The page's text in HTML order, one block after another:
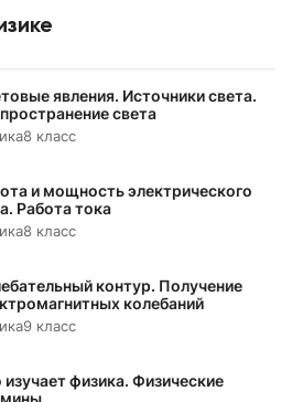
явления. Источники света.
света
8 класс
и мощность электрического
Работа тока
8 класс
контур. Получение
колебаний
9 класс
изучает физика. Физические